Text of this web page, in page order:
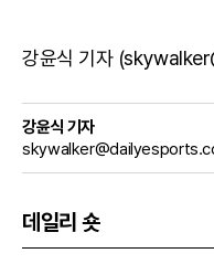
강윤식 기자
강윤식 기자
데일리 숏